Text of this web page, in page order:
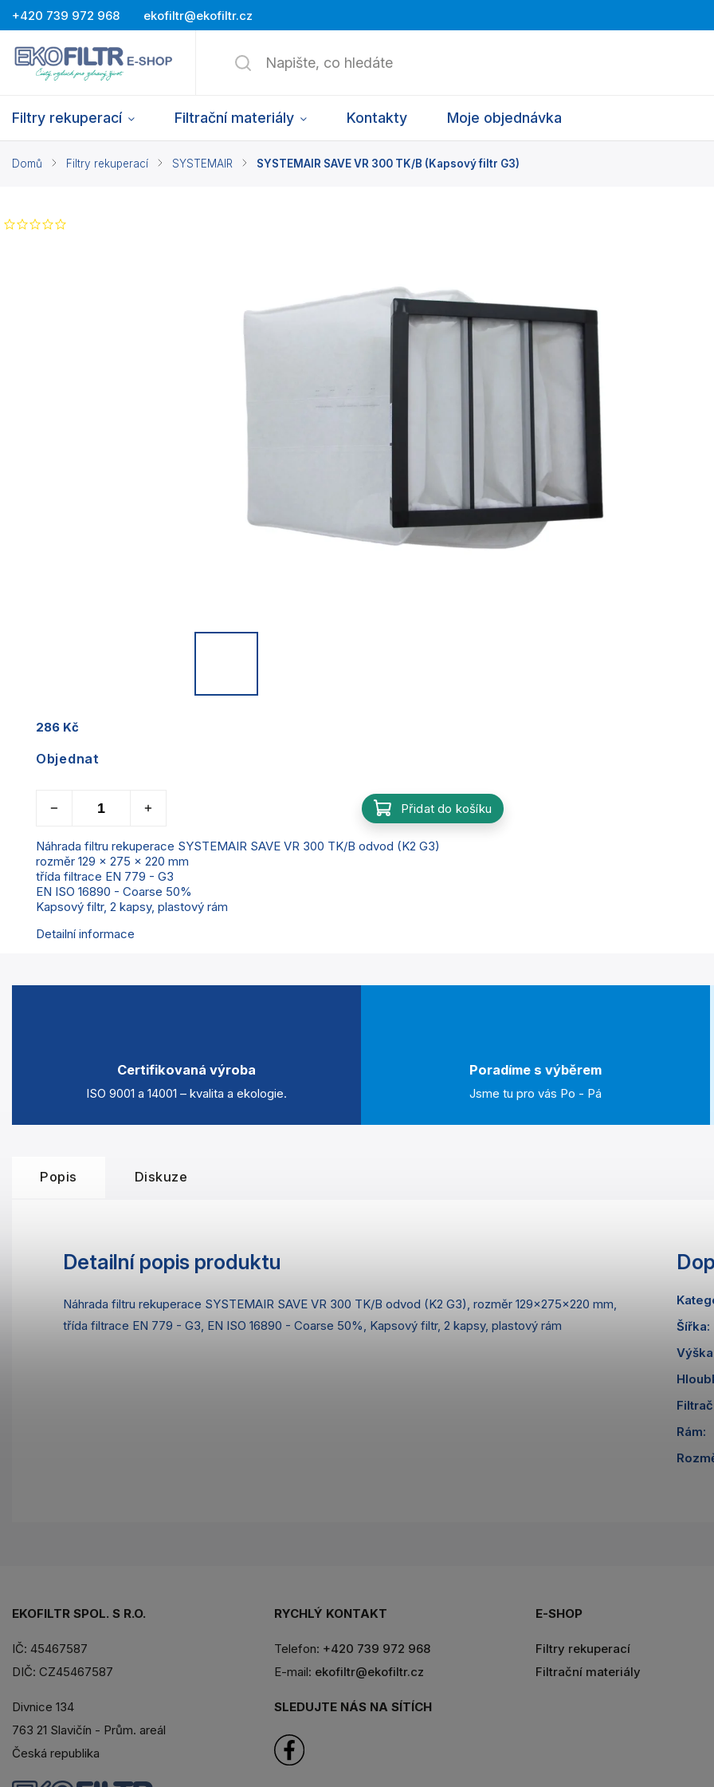
+420 739 972 968 ekofiltr@ekofiltr.cz
Filtry rekuperací Filtrační materiály Kontakty Moje objednávka
Domů / Filtry rekuperací / SYSTEMAIR / SYSTEMAIR SAVE VR 300 TK/B (Kapsový filtr G3)
286 Kč
Objednat
Přidat do košíku
Náhrada filtru rekuperace SYSTEMAIR SAVE VR 300 TK/B odvod (K2 G3)
rozměr 129 x 275 x 220 mm
třída filtrace EN 779 - G3
EN ISO 16890 - Coarse 50%
Kapsový filtr, 2 kapsy, plastový rám
Detailní informace
Certifikovaná výroba
ISO 9001 a 14001 – kvalita a ekologie.
Poradíme s výběrem
Jsme tu pro vás Po - Pá
Popis Diskuze
Detailní popis produktu
Náhrada filtru rekuperace SYSTEMAIR SAVE VR 300 TK/B odvod (K2 G3), rozměr 129x275x220 mm,
třída filtrace EN 779 - G3, EN ISO 16890 - Coarse 50%, Kapsový filtr, 2 kapsy, plastový rám
Šířka:
Výška
Rám:
EKOFILTR SPOL. S R.O.
IČ: 45467587
DIČ: CZ45467587
Divnice 134
763 21 Slavičín - Prům. areál
Česká republika
RYCHLÝ KONTAKT
Telefon: +420 739 972 968
E-mail: ekofiltr@ekofiltr.cz
SLEDUJTE NÁS NA SÍTÍCH
E-SHOP
Filtry rekuperací
Filtrační materiály